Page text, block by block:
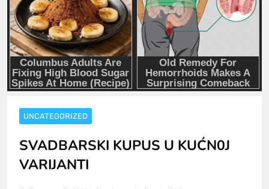
UNCATEGORIZED
SVADBARSKI KUPUS U KUĆN0J
VARIJANTI